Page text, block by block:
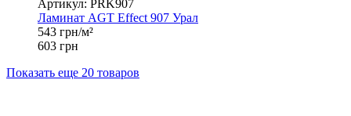
Артикул: PRK907
Ламинат AGT Effect 907 Урал
543 грн/м²
603 грн
Показать еще 20 товаров